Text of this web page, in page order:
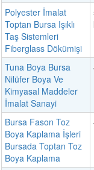
Polyester İmalat
Toptan Bursa Işıklı
Taş Sistemleri
Fiberglass Dökümişi
Tuna Boya Bursa
Nilüfer Boya Ve
Kimyasal Maddeler
İmalat Sanayi
Bursa Fason Toz
Boya Kaplama İşleri
Bursada Toptan Toz
Boya Kaplama